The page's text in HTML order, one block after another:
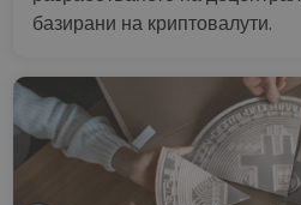
базирани на криптовалути.